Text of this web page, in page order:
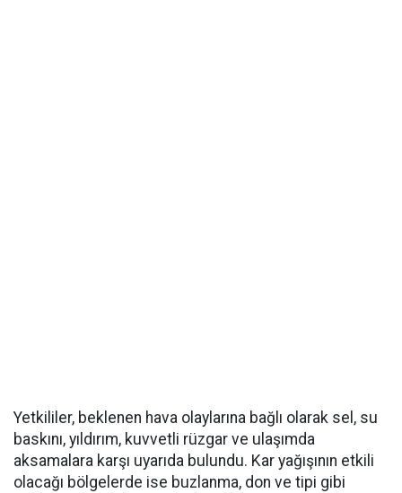
Yetkililer, beklenen hava olaylarına bağlı olarak sel, su
baskını, yıldırım, kuvvetli rüzgar ve ulaşımda
aksamalara karşı uyarıda bulundu. Kar yağışının etkili
olacağı bölgelerde ise buzlanma, don ve tipi gibi